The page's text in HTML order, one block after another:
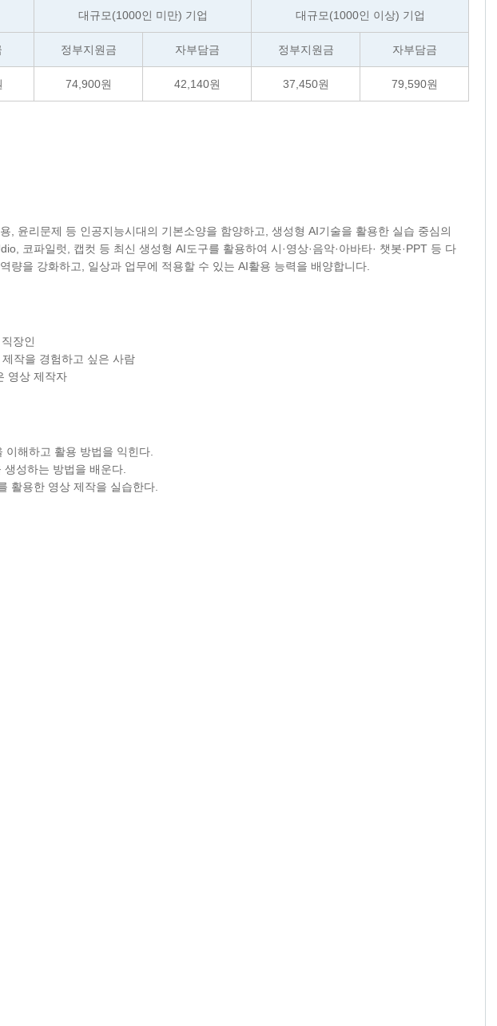
대규모(1000인 미만) 기업 대규모(1000인 이상) 기업
정부지원금 자부담금 정부지원금 자부담금
74,900원 42,140원 37,450원 79,590원
, 윤리문제 등 인공지능시대의 기본소양을 함양하고, 생성형 AI기술을 활용한 실습 중심의
코파일럿, 캡컷 등 최신 생성형 AI도구를 활용하여 시·영상·음악·아바타· 챗봇·PPT 등 다
량을 강화하고, 일상과 업무에 적용할 수 있는 AI활용 능력을 배양합니다.
장인
작을 경험하고 싶은 사람
영상 제작자
해하고 활용 방법을 익힌다.
성하는 방법을 배운다.
활용한 영상 제작을 실습한다.